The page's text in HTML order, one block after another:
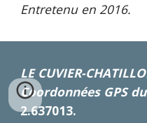
Entretenu en 2016.
LE CUVIER-
Coordonnées GPS
2.637013.